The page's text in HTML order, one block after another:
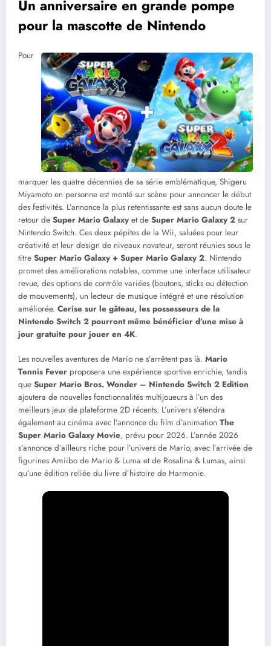
Un anniversaire en grande pompe
pour la mascotte de Nintendo
Pour
marquer les quatre décennies de sa série emblématique, Shigeru
Miyamoto en personne est monté sur scène pour annoncer le début
des festivités. L’annonce la plus retentissante est sans aucun doute le
retour de Super Mario Galaxy et de Super Mario Galaxy 2 sur
Nintendo Switch. Ces deux pépites de la Wii, saluées pour leur
créativité et leur design de niveaux novateur, seront réunies sous le
titre Super Mario Galaxy + Super Mario Galaxy 2. Nintendo
promet des améliorations notables, comme une interface utilisateur
revue, des options de contrôle variées (boutons, sticks ou détection
de mouvements), un lecteur de musique intégré et une résolution
améliorée. Cerise sur le gâteau, les possesseurs de la
Nintendo Switch 2 pourront même bénéficier d’une mise à
jour gratuite pour jouer en 4K.
Les nouvelles aventures de Mario ne s’arrêtent pas là. Mario
Tennis Fever proposera une expérience sportive enrichie, tandis
que Super Mario Bros. Wonder – Nintendo Switch 2 Edition
ajoutera de nouvelles fonctionnalités multijoueurs à l’un des
meilleurs jeux de plateforme 2D récents. L’univers s’étendra
également au cinéma avec l’annonce du film d’animation The
Super Mario Galaxy Movie, prévu pour 2026. L’année 2026
s’annonce d’ailleurs riche pour l’univers de Mario, avec l’arrivée de
figurines Amiibo de Mario & Luma et de Rosalina & Lumas, ainsi
qu’une édition reliée du livre d’histoire de Harmonie.